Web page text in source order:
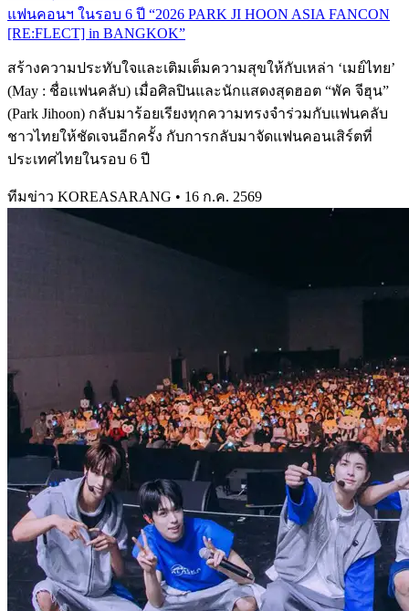
แฟนคอนฯ ในรอบ 6 ปี “2026 PARK JI HOON ASIA FANCON
[RE:FLECT] in BANGKOK”
สร้างความประทับใจและเติมเต็มความสุขให้กับเหล่า ‘เมย์ไทย’
(May : ชื่อแฟนคลับ) เมื่อศิลปินและนักแสดงสุดฮอต “พัค จีฮุน”
(Park Jihoon) กลับมาร้อยเรียงทุกความทรงจำร่วมกับแฟนคลับ
ชาวไทยให้ชัดเจนอีกครั้ง กับการกลับมาจัดแฟนคอนเสิร์ตที่
ประเทศไทยในรอบ 6 ปี
ทีมข่าว KOREASARANG • 16 ก.ค. 2569